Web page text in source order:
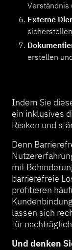
Verständnis
Externe
erstellen
Indem Sie
ein inklusives
Risiken und
Denn
mit
barrierefreie
profitieren
lassen sich
für
Und denken